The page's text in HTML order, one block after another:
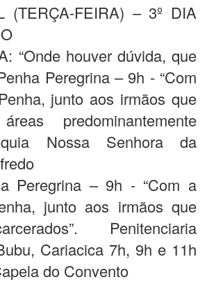
(TERÇA-FEIRA) – 3º DIA
“Onde houver dúvida, que
Peregrina – 9h - “Com
junto aos irmãos que
predominantemente
Nossa Senhora da
Peregrina – 9h - “Com a
junto aos irmãos que
Penitenciaria
Cariacica 7h, 9h e 11h
do Convento